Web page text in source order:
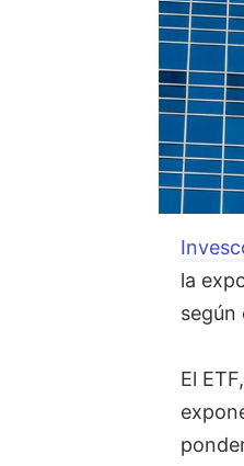
la
según
El